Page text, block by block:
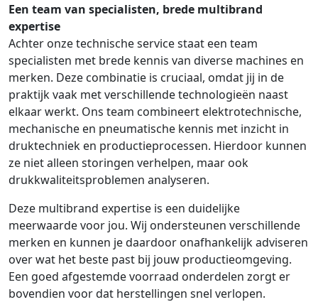
Een team van specialisten, brede multibrand
expertise
Achter onze technische service staat een team
specialisten met brede kennis van diverse machines en
merken. Deze combinatie is cruciaal, omdat jij in de
praktijk vaak met verschillende technologieën naast
elkaar werkt. Ons team combineert elektrotechnische,
mechanische en pneumatische kennis met inzicht in
druktechniek en productieprocessen. Hierdoor kunnen
ze niet alleen storingen verhelpen, maar ook
drukkwaliteitsproblemen analyseren.
Deze multibrand expertise is een duidelijke
meerwaarde voor jou. Wij ondersteunen verschillende
merken en kunnen je daardoor onafhankelijk adviseren
over wat het beste past bij jouw productieomgeving.
Een goed afgestemde voorraad onderdelen zorgt er
bovendien voor dat herstellingen snel verlopen.